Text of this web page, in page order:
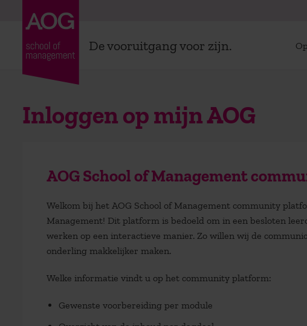
De vooruitgang voor zijn.
Inloggen op mijn AOG
AOG School of Management
Welkom bij het AOG School of Management community
Management! Dit platform is bedoeld om in een besloten
werken op een interactieve manier. Zo willen wij de
onderling makkelijker maken.
Welke informatie vindt u op het community platform:
Gewenste voorbereiding per module